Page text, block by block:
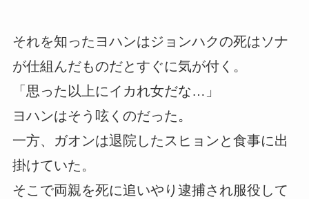
それを知ったヨハンはジョンハクの死はソナ
が仕組んだものだとすぐに気が付く。
「思った以上にイカれ女だな…」
ヨハンはそう呟くのだった。
一方、ガオンは退院したスヒョンと食事に出
掛けていた。
そこで両親を死に追いやり逮捕され服役して